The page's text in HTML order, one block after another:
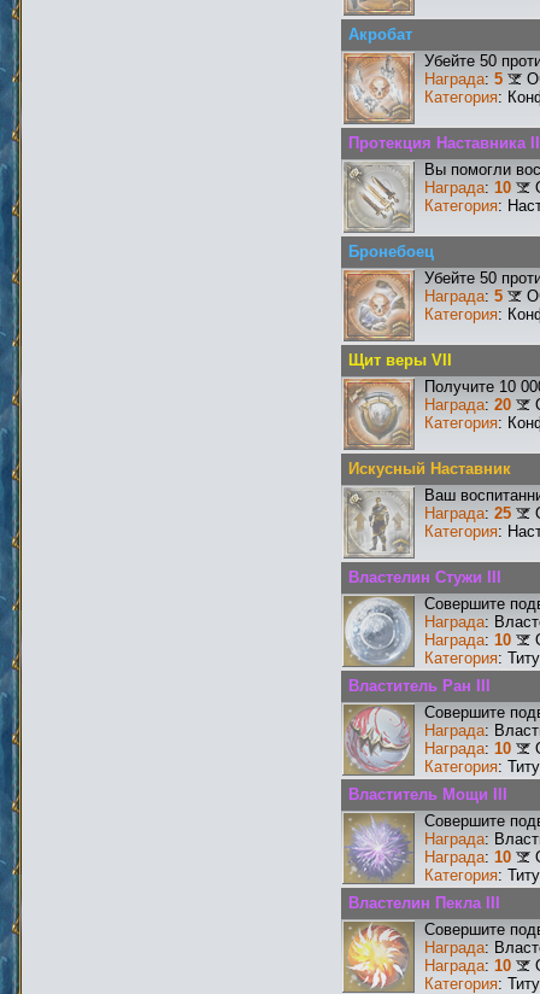
Акробат
Убейте 50
Награда: 5
Категория:
Протекция Наставника II
Вы помогли
Награда: 10
Категория:
Бронебоец
Убейте 50
Награда: 5
Категория:
Щит веры VII
Получите 10
Награда: 20
Категория:
Искусный Наставник
Ваш
Награда: 25
Категория:
Властелин Стужи III
Совершите
Награда:
Награда: 10
Категория:
Властитель Ран III
Совершите
Награда:
Награда: 10
Категория:
Властитель Мощи III
Совершите
Награда:
Награда: 10
Категория:
Властелин Пекла III
Совершите
Награда:
Награда: 10
Категория: